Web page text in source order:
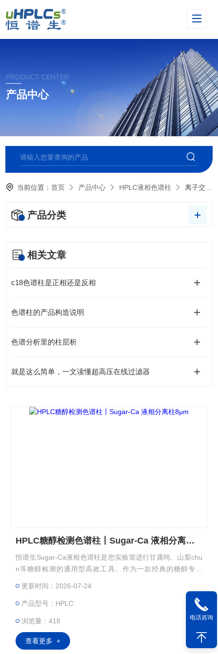
PRODUCT CENTER
产品中心
当前位置：首页 产品中心 HPLC液相色谱柱 离子交换柱
产品分类
相关文章
c18色谱柱是正相还是反相
色谱柱的产品构造说明
色谱分析里的柱层析
就是这么简单，一文读懂超高压在线过滤器
HPLC糖醇检测色谱柱丨Sugar-Ca 液相分离柱8μm
恒谱生Sugar-Ca液相色谱柱是您实验室进行甘露纯、山梨chu
n等糖醇检测的通用型高效工具。作为一款经典的糖醇专用
析。其出色的耐用性和简便的操作流程，特别适合食品、化
工、质检等领域的日常高通量检测，助您提升效率，降低成
更新时间：2026-07-24
产品型号：HPLC
浏览量：418
查看更多 +
电话咨询